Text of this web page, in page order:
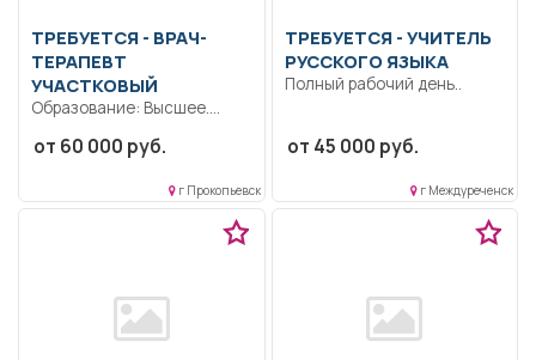
ТРЕБУЕТСЯ - ВРАЧ-
ТЕРАПЕВТ
УЧАСТКОВЫЙ
Образование: Высшее.
свидетельство об
от 60 000 руб.
г Прокопьевск
ТРЕБУЕТСЯ - УЧИТЕЛЬ
РУССКОГО ЯЗЫКА
Полный рабочий день..
от 45 000 руб.
г Междуреченск